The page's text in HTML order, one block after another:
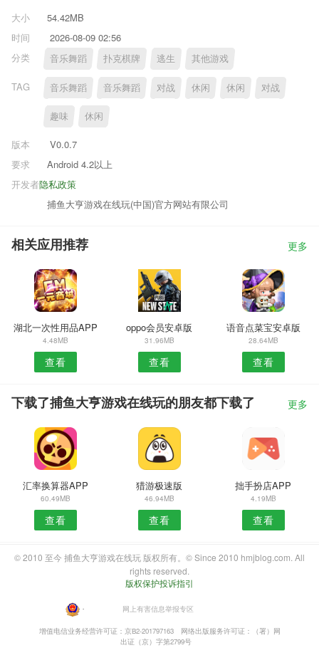
大小
54.42MB
时间
2026-08-09 02:56
分类
音乐舞蹈 扑克棋牌 逃生 其他游戏
TAG 音乐舞蹈 音乐舞蹈 对战 休闲 休闲 对战
趣味 休闲
版本
V0.0.7
要求
Android 4.2以上
隐私政策
开发者
捕鱼大亨游戏在线玩(中国)官方网站有限公司
相关应用推荐 更多
湖北一次性用品APP
4.48MB
查看
oppo会员安卓版
31.96MB
查看
语音点菜宝安卓版
28.64MB
查看
下载了捕鱼大亨游戏在线玩的朋友都下载了 更多
汇率换算器APP
60.49MB
查看
猎游极速版
46.94MB
查看
拙手扮店APP
4.19MB
查看
© 2010 至今 捕鱼大亨游戏在线玩 版权所有。© Since 2010 hmjblog.com. All
rights reserved.
版权保护投诉指引
・ 网上有害信息举报专区
增值电信业务经营许可证：京B2-201797163
网络出版服务许可证：（署）网
出证（京）字第2799号